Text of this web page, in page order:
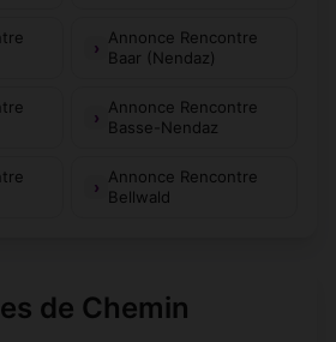
Annonce Rencontre
Baar (Nendaz)
Annonce Rencontre
Basse-Nendaz
Annonce Rencontre
Bellwald
de Chemin